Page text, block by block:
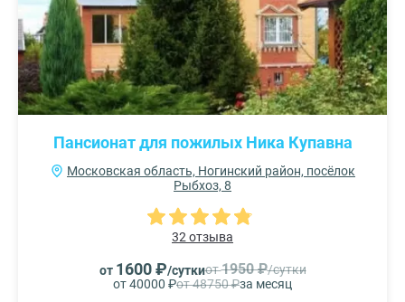
Пансионат для пожилых Ника Купавна
Московская область, Ногинский район, посёлок
Рыбхоз, 8
32 отзыва
от 1600 ₽/суткиот1950 ₽/сутки
от 40000 ₽от 48750 ₽за месяц